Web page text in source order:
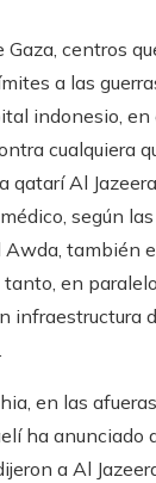
centros
a las
indonesio,
cualquiera
qatarí Al
según
también
en
infraestructura
en las
ha
a Al